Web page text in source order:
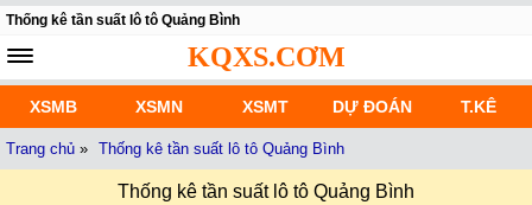
Thống kê tần suất lô tô Quảng Bình
KQXS.CƠM
XSMB XSMN XSMT DỰ ĐOÁN T.KÊ
Trang chủ » Thống kê tần suất lô tô Quảng Bình
Thống kê tần suất lô tô Quảng Bình